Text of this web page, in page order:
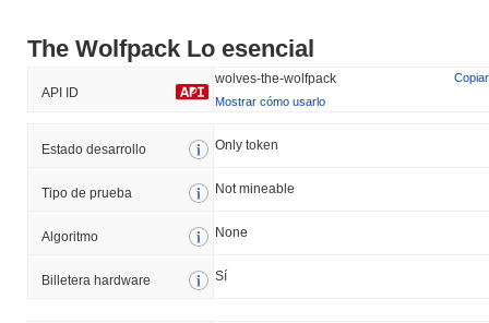
The Wolfpack Lo esencial
API ID
wolves-the-wolfpack
Copiar
Mostrar cómo usarlo
Estado desarrollo Only token
Tipo de prueba Not mineable
Algoritmo None
Billetera hardware Sí